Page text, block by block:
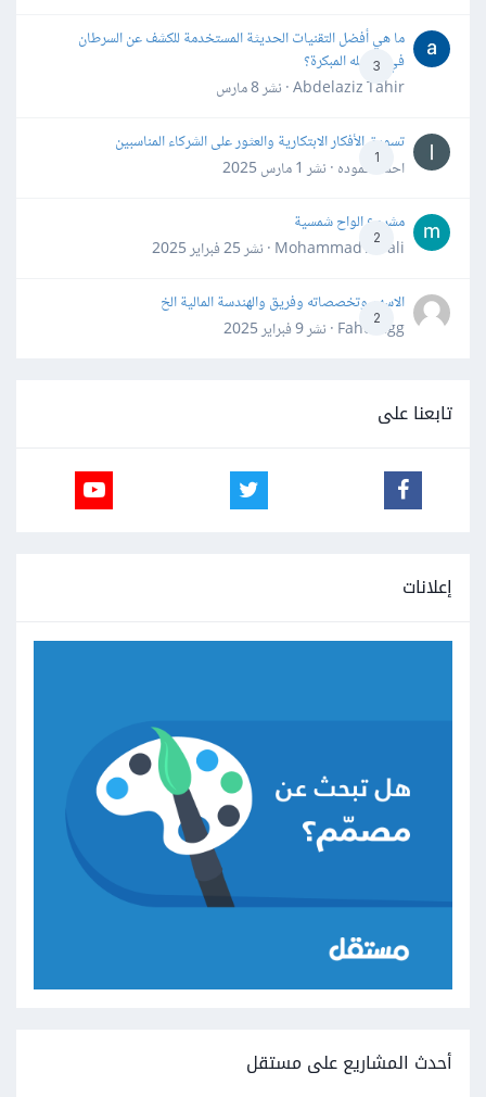
3
ما هي أفضل التقنيات الحديثة المستخدمة للكشف عن السرطان
في مراحله المبكرة؟
Abdelaziz Tahir · نشر
8 مارس
1
تسويق الأفكار الابتكارية والعثور على الشركاء المناسبين
احمد حموده · نشر 1 مارس 2025
2
مشروع الواح شمسية
Mohammad Awali · نشر
25 فبراير 2025
2
الاسهم وتخصصاته وفريق والهندسة المالية الخ
Fahd Ggg · نشر
9 فبراير 2025
تابعنا على
إعلانات
أحدث المشاريع على مستقل